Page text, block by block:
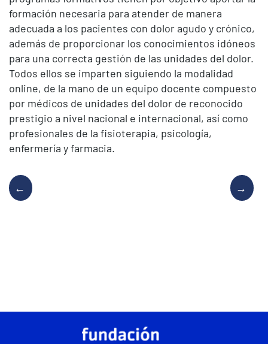
formación necesaria para atender de manera
adecuada a los pacientes con dolor agudo y crónico,
además de proporcionar los conocimientos idóneos
para una correcta gestión de las unidades del dolor.
Todos ellos se imparten siguiendo la modalidad
online, de la mano de un equipo docente compuesto
por médicos de unidades del dolor de reconocido
prestigio a nivel nacional e internacional, así como
profesionales de la fisioterapia, psicología,
enfermería y farmacia.